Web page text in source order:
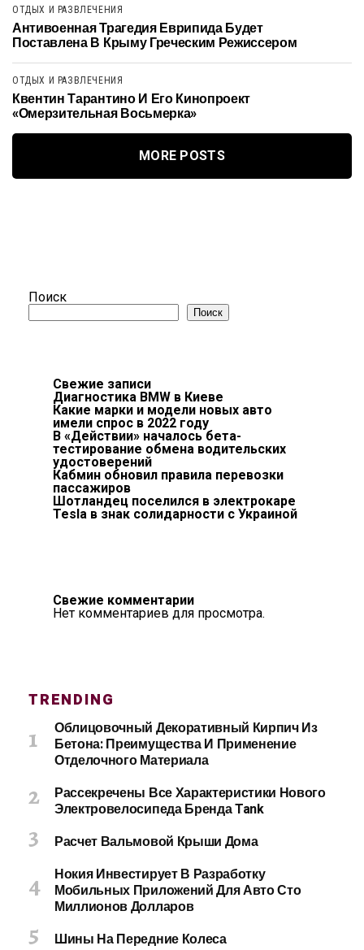
ОТДЫХ И РАЗВЛЕЧЕНИЯ
Антивоенная Трагедия Еврипида Будет
Поставлена В Крыму Греческим Режиссером
ОТДЫХ И РАЗВЛЕЧЕНИЯ
Квентин Тарантино И Его Кинопроект
«Омерзительная Восьмерка»
MORE POSTS
Поиск
Поиск
Свежие записи
Диагностика BMW в Киеве
Какие марки и модели новых авто
имели спрос в 2022 году
В «Действии» началось бета-
тестирование обмена водительских
удостоверений
Кабмин обновил правила перевозки
пассажиров
Шотландец поселился в электрокаре
Tesla в знак солидарности с Украиной
Свежие комментарии
Нет комментариев для просмотра.
TRENDING
Облицовочный Декоративный Кирпич Из
Бетона: Преимущества И Применение
Отделочного Материала
Рассекречены Все Характеристики Нового
Электровелосипеда Бренда Tank
Расчет Вальмовой Крыши Дома
Нокия Инвестирует В Разработку
Мобильных Приложений Для Авто Сто
Миллионов Долларов
Шины На Передние Колеса